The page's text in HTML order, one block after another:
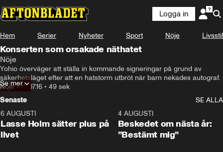
Logga in
Hem Serier Nyheter Sport Nöje Livsstil
Konserten som orsakade näthatet
Nöje
Yohio överväger att ställa in kommande signeringar på grund av
säkerhetsläget efter att en hatstorm utbröt när barn nekades autograf.
Nöje•18.07.16 • 49 sek
Se mer
Senaste
SE ALLA
6 AUGUSTI
Lasse Holm sätter plus på
livet
4 AUGUSTI
Beskedet om nästa år:
”Bestämt mig”